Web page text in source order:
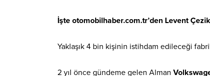
İşte otomobilhaber.com.tr’den Levent
Yaklaşık 4 bin kişinin istihdam edileceği
2 yıl önce gündeme gelen Alman